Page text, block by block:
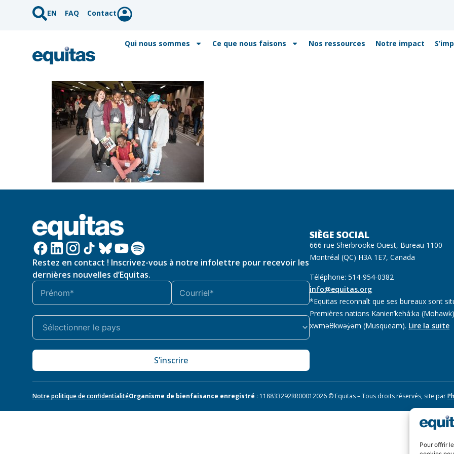
Pour offrir
EN FAQ Contact
Qui nous sommes Ce que nous faisons Nos ressources Notre impact
Restez en contact ! Inscrivez-vous à notre infolettre pour recevoir les
dernières nouvelles d’Equitas.
S’inscrire
SIÈGE SOCIAL
666 rue Sherbrooke Ouest, Bureau 1100
Montréal (QC) H3A 1E7, Canada
Téléphone: 514-954-0382
info@equitas.org
*Equitas reconnaît que ses bureaux sont
Premières nations Kanien’kehá:ka
xwməθkwəy̓əm (Musqueam). Lire la suite
Notre politique de confidentialitéOrganisme de bienfaisance enregistré : 118833292RR00012026 © Equitas – Tous droits réservés, site par